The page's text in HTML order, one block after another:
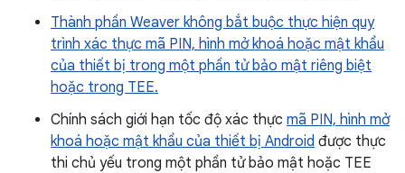
Thành phần Weaver không bắt buộc thực hiện quy
trình xác thực mã PIN, hình mở khoá hoặc mật khẩu
của thiết bị trong một phần tử bảo mật riêng biệt
hoặc trong TEE.
Chính sách giới hạn tốc độ xác thực mã PIN, hình mở
khoá hoặc mật khẩu của thiết bị Android được thực
thi chủ yếu trong một phần tử bảo mật hoặc TEE